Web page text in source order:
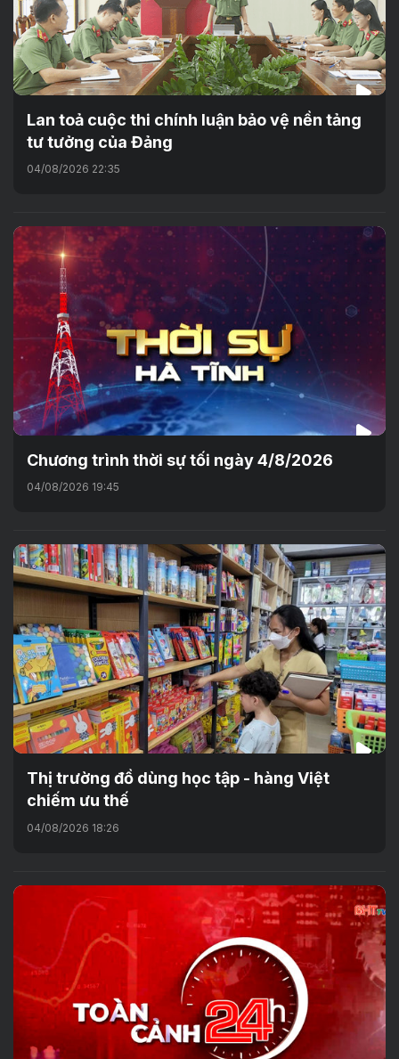
Lan toả cuộc thi chính luận bảo vệ nền tảng
tư tưởng của Đảng
04/08/2026 22:35
Chương trình thời sự tối ngày 4/8/2026
04/08/2026 19:45
Thị trường đồ dùng học tập - hàng Việt
chiếm ưu thế
04/08/2026 18:26